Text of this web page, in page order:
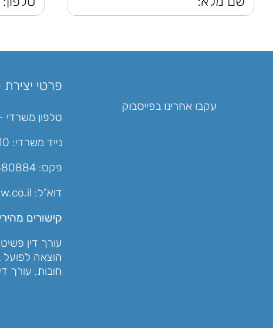
עקבו אחרינו בפייסבוק
פרטי
טלפון משרדי
נייד משרדי:
פקס: 04-6880884
דוא"ל:
קישורים
עורך דין
הוצאה לפועל
חובות, עורך